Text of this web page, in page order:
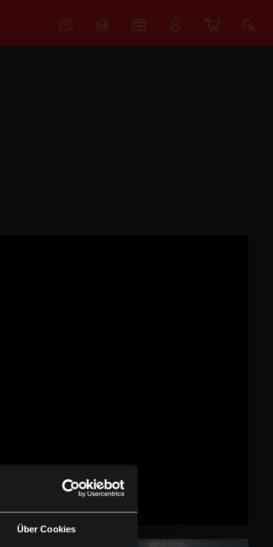
Über Cookies